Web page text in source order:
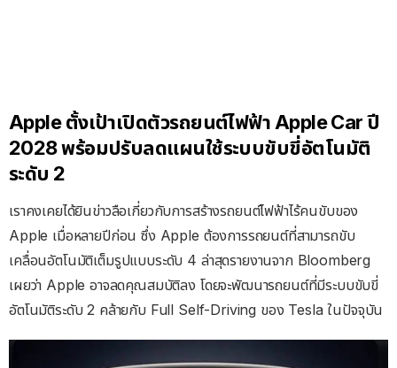
Apple ตั้งเป้าเปิดตัวรถยนต์ไฟฟ้า Apple Car ปี
2028 พร้อมปรับลดแผนใช้ระบบขับขี่อัตโนมัติ
ระดับ 2
เราคงเคยได้ยินข่าวลือเกี่ยวกับการสร้างรถยนต์ไฟฟ้าไร้คนขับของ
Apple เมื่อหลายปีก่อน ซึ่ง Apple ต้องการรถยนต์ที่สามารถขับ
เคลื่อนอัตโนมัติเต็มรูปแบบระดับ 4 ล่าสุดรายงานจาก Bloomberg
เผยว่า Apple อาจลดคุณสมบัติลง โดยจะพัฒนารถยนต์ที่มีระบบขับขี่
อัตโนมัติระดับ 2 คล้ายกับ Full Self-Driving ของ Tesla ในปัจจุบัน